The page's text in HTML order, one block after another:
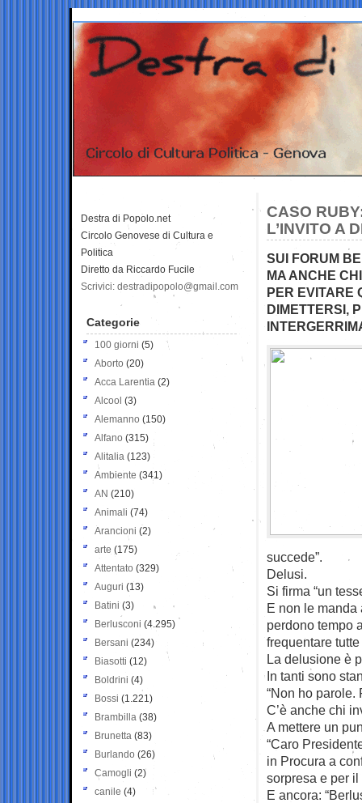
CASO
L’INVITO A
SUI FORUM
MA ANCHE
PER EVITARE
DIMETTERSI,
succede”.
Delusi.
Si firma “un
E non le manda
perdono tempo
frequentare
La delusione è
In tanti sono
“Non ho parole.
C’è anche chi
A mettere un
“Caro
in Procura a
sorpresa e per
E ancora:
Destra di Popolo.net
Circolo Genovese di Cultura e
Politica
Diretto da Riccardo Fucile
Scrivici: destradipopolo@gmail.com
Categorie
100 giorni (5)
Aborto (20)
Acca Larentia (2)
Alcool (3)
Alemanno (150)
Alfano (315)
Alitalia (123)
Ambiente (341)
AN (210)
Animali (74)
Arancioni (2)
arte (175)
Attentato (329)
Auguri (13)
Batini (3)
Berlusconi (4.295)
Bersani (234)
Biasotti (12)
Boldrini (4)
Bossi (1.221)
Brambilla (38)
Brunetta (83)
Burlando (26)
Camogli (2)
canile (4)